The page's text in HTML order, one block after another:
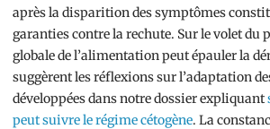
après la disparition des symptômes
garanties contre la rechute. Sur le volet du
globale de l’alimentation peut épauler la
suggèrent les réflexions sur l’adaptation
développées dans notre dossier expliquant
peut suivre le régime cétogène. La